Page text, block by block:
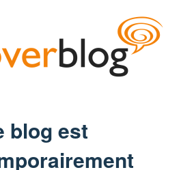
blog est